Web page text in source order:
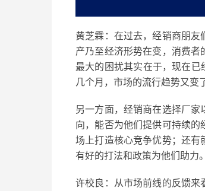
黄芝霖： 在过去，经销商朋友
产乃至经济形势在变，消费者
最大的困扰其实在于，现在已
几个月，市场的流行趋势又变
另一方面，经销商在选择厂家
向，能否为他们提供可持续
场上打造核心竞争优势；还有
有好的打法和政策为他们助力。
许校良：
从市场前线的反馈